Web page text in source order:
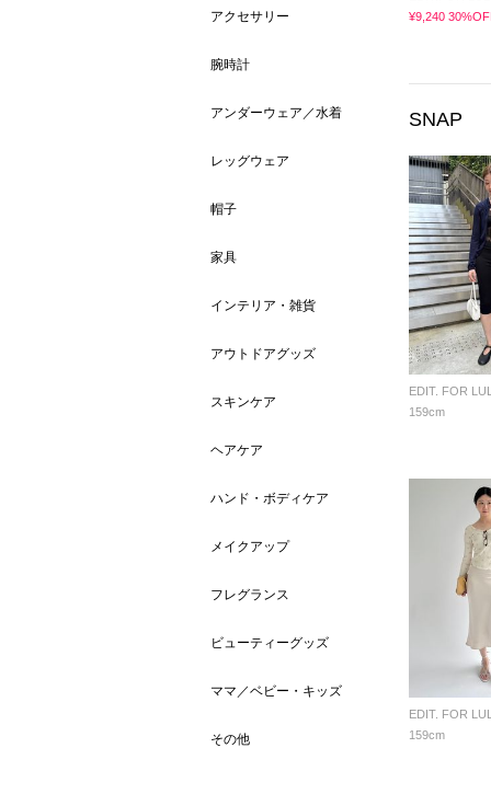
アクセサリー
腕時計
アンダーウェア／水着
レッグウェア
帽子
家具
インテリア・雑貨
アウトドアグッズ
スキンケア
ヘアケア
ハンド・ボディケア
メイクアップ
フレグランス
ビューティーグッズ
ママ／ベビー・キッズ
その他
¥9,240
SNAP
EDIT. FOR
159cm
EDIT. FOR
159cm